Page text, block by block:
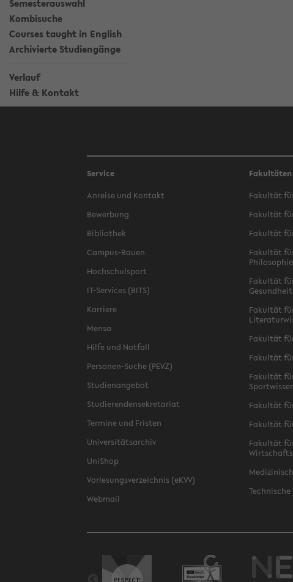
Semesterauswahl
Kombisuche
Courses taught in English
Archivierte Studiengänge
Verlauf
Hilfe & Kontakt
Service
Anreise und Kontakt
Bewerbung
Bibliothek
Campus-Bauen
Hochschulsport
IT-Services (BITS)
Karriere
Mensa
Hilfe und Notfall
Personen-Suche (PEVZ)
Studienangebot
Studierendensekretariat
Termine und Fristen
Universitätsarchiv
UniShop
Vorlesungsverzeichnis (eKVV)
Webmail
Fakultäten
Fakultät
Fakultät
Fakultät
Fakultät
Fakultät
Fakultät
Fakultät
Fakultät
Fakultät
Fakultät
Fakultät
Fakultät